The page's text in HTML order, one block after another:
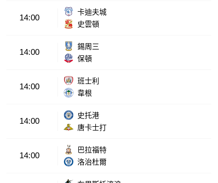
14:00
卡迪夫城
史雲頓
14:00
錫周三
保頓
14:00
班士利
韋根
14:00
史托港
唐卡士打
14:00
巴拉福特
洛治杜爾